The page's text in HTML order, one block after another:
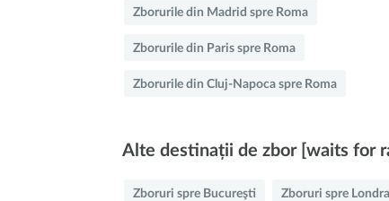
Zborurile din Madrid spre Roma
Zborurile din Paris spre Roma
Zborurile din Cluj-Napoca spre Roma
Alte destinații de zbor [waits for
Zboruri spre Bucureşti Zboruri spre Londra